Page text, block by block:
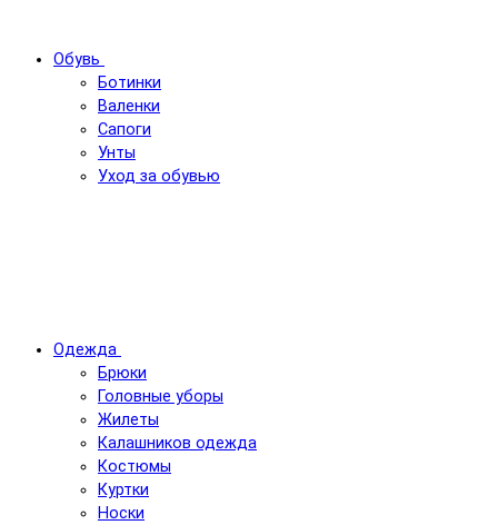
Обувь
Ботинки
Валенки
Сапоги
Унты
Уход за обувью
Одежда
Брюки
Головные уборы
Жилеты
Калашников одежда
Костюмы
Куртки
Носки